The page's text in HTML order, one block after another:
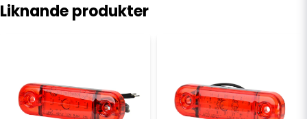
email
E-postadress
Liknande produkter